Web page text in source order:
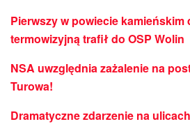
Pierwszy w powiecie kamieńskim
termowizyjną trafił do OSP Wolin
NSA uwzględnia zażalenie na
Turowa!
Dramatyczne zdarzenie na